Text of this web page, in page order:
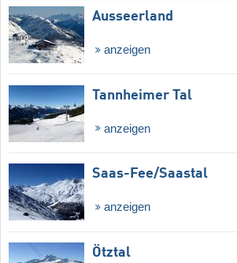
Ausseerland
anzeigen
Tannheimer Tal
anzeigen
Saas-Fee/​Saastal
anzeigen
Ötztal